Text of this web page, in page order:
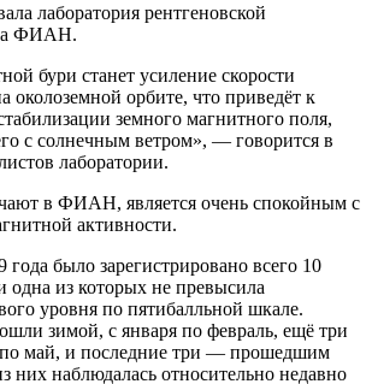
лаборатория рентгеновской
ФИАН.
бури станет усиление скорости
околоземной орбите, что приведёт к
земного магнитного поля,
с солнечным ветром», — говорится в
лаборатории.
в ФИАН, является очень спокойным с
активности.
года было зарегистрировано всего 10
одна из которых не превысила
уровня по пятибалльной шкале.
зимой, с января по февраль, ещё три
май, и последние три — прошедшим
них наблюдалась относительно недавно